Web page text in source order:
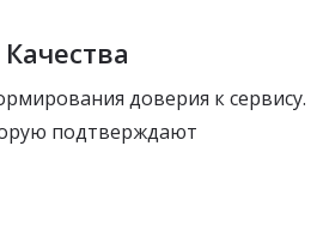
доверия к сервису.
подтверждают